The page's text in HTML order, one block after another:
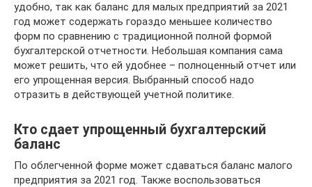
удобно, так как баланс для малых предприятий за 2021
год может содержать гораздо меньшее количество
форм по сравнению с традиционной полной формой
бухгалтерской отчетности. Небольшая компания сама
может решить, что ей удобнее – полноценный отчет или
его упрощенная версия. Выбранный способ надо
отразить в действующей учетной политике.
Кто сдает упрощенный бухгалтерский
баланс
По облегченной форме может сдаваться баланс малого
предприятия за 2021 год. Также воспользоваться